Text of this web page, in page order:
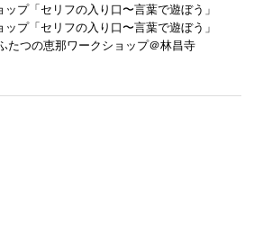
プ「セリフの入り口〜言葉で遊ぼう」
プ「セリフの入り口〜言葉で遊ぼう」
つの恵那ワークショップ＠林昌寺